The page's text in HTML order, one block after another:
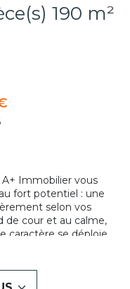
Appartement 2 pièce(s) 190 m²
A+ Immobilier vous
fort potentiel : une
selon vos
de cour et au calme,
caractère se déploie
professionnel ou